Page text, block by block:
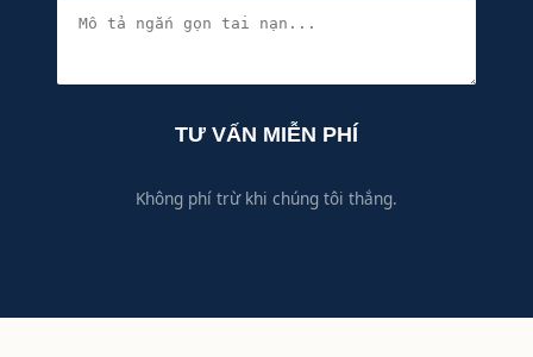
TƯ VẤN MIỄN PHÍ
Không phí trừ khi chúng tôi thắng.